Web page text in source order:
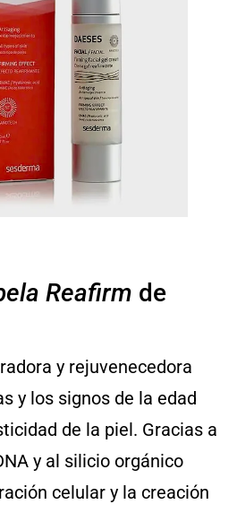
Reafirm de
y rejuvenecedora
y los signos de la edad
de la piel. Gracias a
y al silicio orgánico
celular y la creación